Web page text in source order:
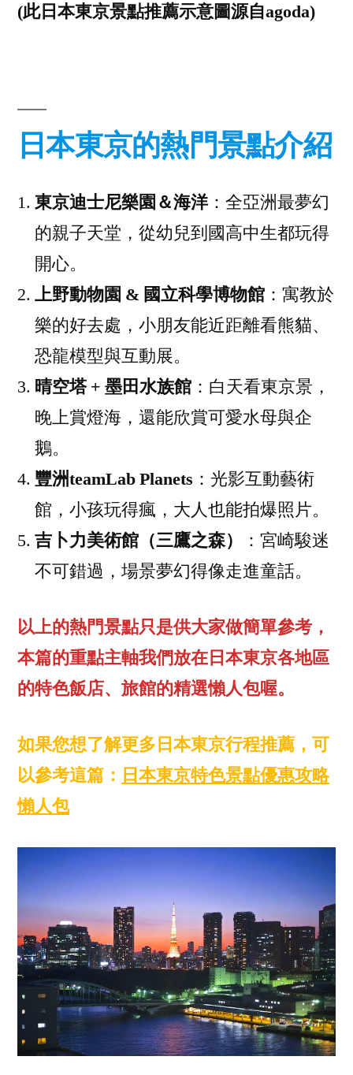
(此日本東京景點推薦示意圖源自agoda)
日本東京的熱門景點介紹
東京迪士尼樂園＆海洋：全亞洲最夢幻
的親子天堂，從幼兒到國高中生都玩得
開心。
上野動物園 & 國立科學博物館 ：寓教於
樂的好去處，小朋友能近距離看熊貓、
恐龍模型與互動展。
晴空塔 + 墨田水族館 ：白天看東京景，
晚上賞燈海，還能欣賞可愛水母與企
鵝。
豐洲teamLab Planets ：光影互動藝術
館，小孩玩得瘋，大人也能拍爆照片。
吉卜力美術館（三鷹之森）
：宮崎駿迷
不可錯過，場景夢幻得像走進童話。
以上的熱門景點只是供大家做簡單參考，
本篇的重點主軸我們放在日本東京各地區
的特色飯店、旅館的精選懶人包喔。
如果您想了解更多日本東京行程推薦，可
以參考這篇： 日本東京特色景點優惠攻略
懶人包